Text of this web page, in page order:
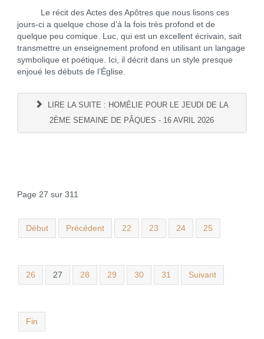
Le récit des Actes des Apôtres que nous lisons ces
jours-ci a quelque chose d’à la fois très profond et de
quelque peu comique. Luc, qui est un excellent écrivain, sait
transmettre un enseignement profond en utilisant un langage
symbolique et poétique. Ici, il décrit dans un style presque
enjoué les débuts de l’Église.
LIRE LA SUITE : HOMÉLIE POUR LE JEUDI DE LA
2ÈME SEMAINE DE PÂQUES - 16 AVRIL 2026
Page 27 sur 311
Début Précédent 22 23 24 25
26 27 28 29 30 31 Suivant
Fin